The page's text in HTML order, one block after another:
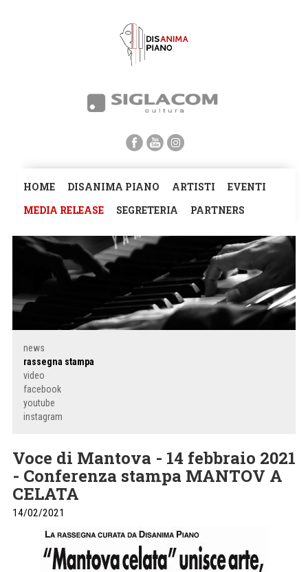
HOME DISANIMA PIANO ARTISTI
EVENTI
MEDIA RELEASE
SEGRETERIA PARTNERS
news
rassegna stampa
video
facebook
youtube
instagram
Voce di Mantova - 14 febbraio 2021
- Conferenza stampa MANTOV A
CELATA
14/02/2021